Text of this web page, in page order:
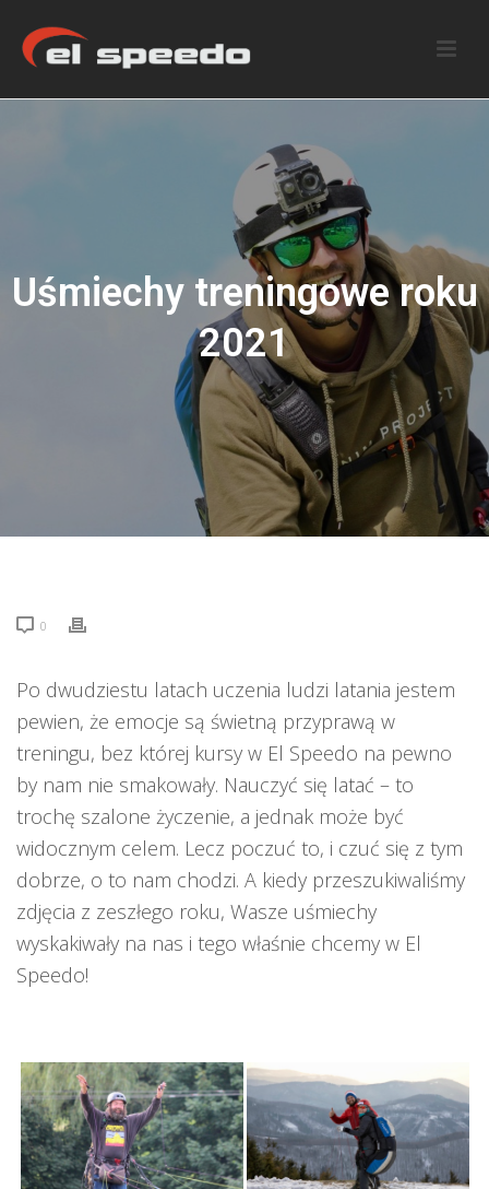
Uśmiechy treningowe roku
2021
0
Po dwudziestu latach uczenia ludzi latania jestem
pewien, że emocje są świetną przyprawą w
treningu, bez której kursy w El Speedo ​​na pewno
by nam nie smakowały. Nauczyć się latać – to
trochę szalone życzenie, a jednak może być
widocznym celem. Lecz poczuć to, i czuć się z tym
dobrze, o to nam chodzi. A kiedy przeszukiwaliśmy
zdjęcia z zeszłego roku, Wasze uśmiechy
wyskakiwały na nas i tego właśnie chcemy w El
Speedo!